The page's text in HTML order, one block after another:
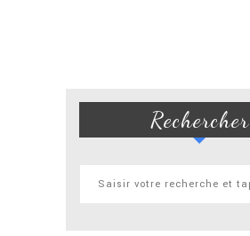
Rechercher